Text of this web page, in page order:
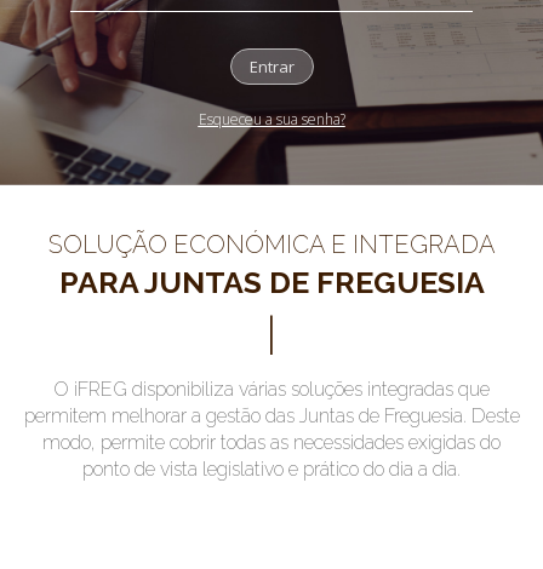
Entrar
Esqueceu a sua senha?
SOLUÇÃO ECONÓMICA E INTEGRADA
PARA JUNTAS DE FREGUESIA
O iFREG disponibiliza várias soluções integradas que
permitem melhorar a gestão das Juntas de Freguesia. Deste
modo, permite cobrir todas as necessidades exigidas do
ponto de vista legislativo e prático do dia a dia.